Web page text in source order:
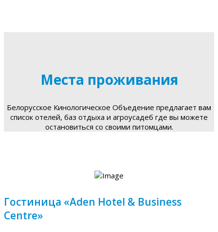
Места проживания
Белорусское Кинологическое Объедение предлагает вам
список отелей, баз отдыха и агроусадеб где вы можете
остановиться со своими питомцами.
Гостиница «Aden Hotel & Business
Centre»